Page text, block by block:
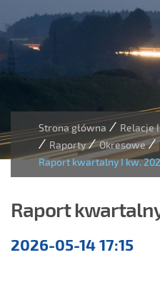
Strona główna / Relacje
/ Raporty/ Okresowe/
Raport kwartalny I kw.
Raport
kwartalne
2026-05-14 17:15